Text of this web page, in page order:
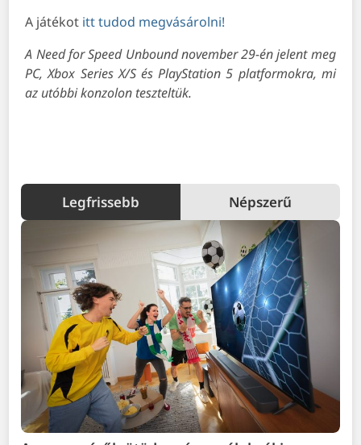
A játékot itt tudod megvásárolni!
A Need for Speed Unbound november 29-én jelent meg
PC, Xbox Series X/S és PlayStation 5 platformokra, mi
az utóbbi konzolon teszteltük.
Legfrissebb Népszerű